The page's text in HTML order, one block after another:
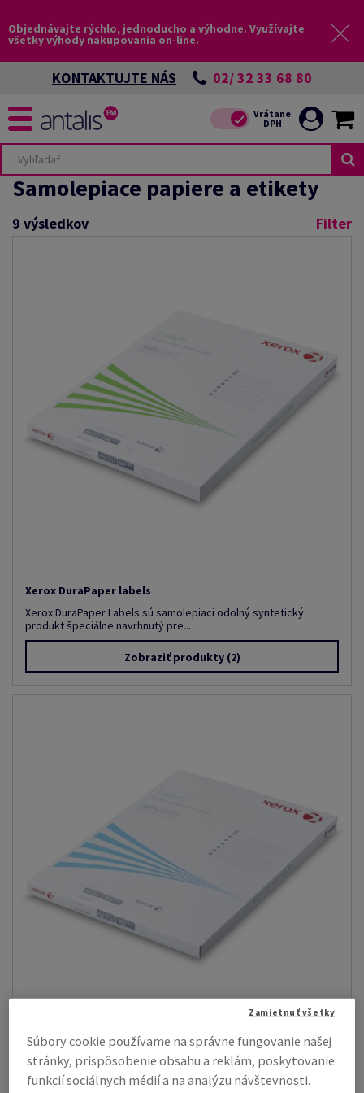
Objednávajte rýchlo, jednoducho a výhodne. Využívajte
všetky výhody nakupovania on-line.
KONTAKTUJTE NÁS 02/ 32 33 68 80
Samolepiace papiere a etikety
9 výsledkov Filter
Xerox DuraPaper labels
Xerox DuraPaper Labels sú samolepiaci odolný syntetický
produkt špeciálne navrhnutý pre...
Zobraziť produkty(2)
Xerox Multi-use Labels pravouhlé
Laserové štítky Xerox (s pravouhlými rohmi) sú k dispozícii s
permanentným lepidlom. Šp...
Súbory cookie používame na správne fungovanie našej
stránky, prispôsobenie obsahu a reklám, poskytovanie
funkcií sociálnych médií a na analýzu návštevnosti.
Zamietnuť všetky